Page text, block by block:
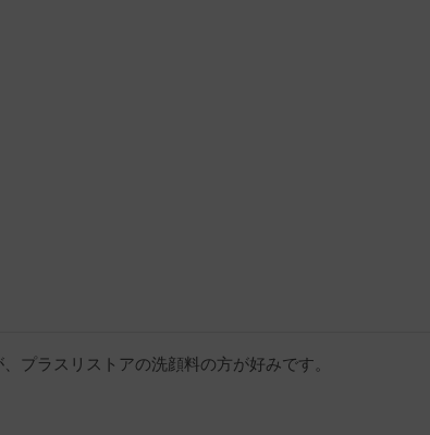
プラスリストアの洗顔料の方が好みです。